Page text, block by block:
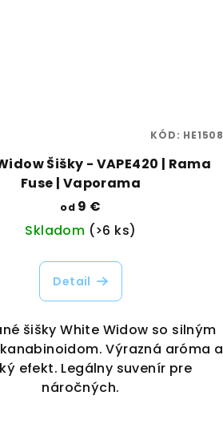
Šišky - VAPE420 | Rama
Fuse | Vaporama
od 9 €
Skladom (>6 ks)
Detail
šišky White Widow so silným
kanabinoidom. Výrazná aróma a
efekt. Legálny suvenír pre
náročných.
KÓD: HE1508